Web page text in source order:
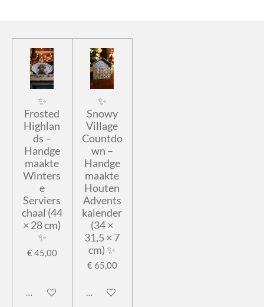
✨
Frosted
Highlan
ds –
Handge
maakte
Winters
e
Serviers
chaal (44
× 28 cm)
✨
€ 45,00
In winkelwagen
✨
Snowy
Village
Countdo
wn –
Handge
maakte
Houten
Advents
kalender
(34 ×
31,5 × 7
cm) ✨
€ 65,00
In winkelwagen